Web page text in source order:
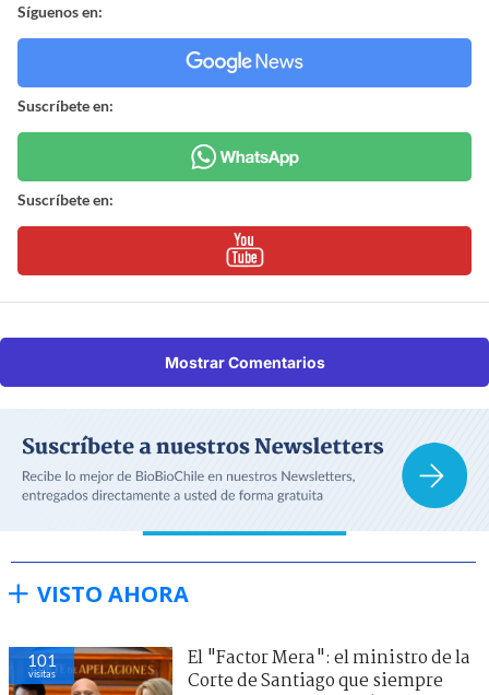
Síguenos en:
Suscríbete en:
Suscríbete en:
Mostrar Comentarios
VISTO AHORA
101
visitas
El "Factor Mera": el ministro de la
Corte de Santiago que siempre